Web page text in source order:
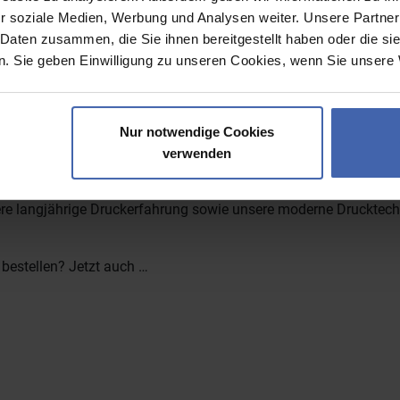
soziale Medien, Werbung und Analysen weiter. Unsere
zusammen, die Sie ihnen bereitgestellt haben oder die
Sie geben Einwilligung zu unseren Cookies, wenn Sie unsere
Nur notwendige Cookies
verwenden
sowie Proof-Freigabe bis 13:00 Uhr erfolgen. Nur dann
die Lieferung um die Verspätung.
in die Tat um: Mit wenigen Klicks konfigurieren Sie
Sie Ihrer
und gestalten
schöne Fotos oder nur nette Worte verwenden,
langjährige Druckerfahrung sowie unsere moderne
Jetzt auch …